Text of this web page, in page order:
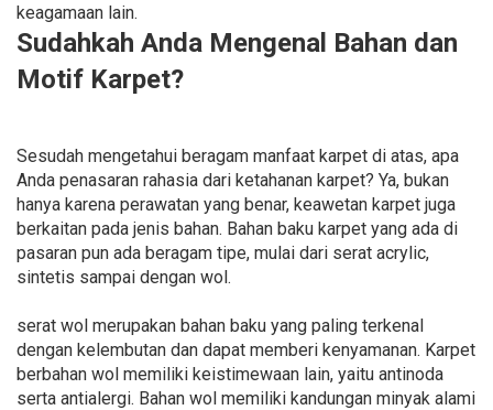
keagamaan lain.
Sudahkah Anda Mengenal Bahan dan
Motif Karpet?
Sesudah mengetahui beragam manfaat karpet di atas, apa
Anda penasaran rahasia dari ketahanan karpet? Ya, bukan
hanya karena perawatan yang benar, keawetan karpet juga
berkaitan pada jenis bahan. Bahan baku karpet yang ada di
pasaran pun ada beragam tipe, mulai dari serat acrylic,
sintetis sampai dengan wol.
serat wol merupakan bahan baku yang paling terkenal
dengan kelembutan dan dapat memberi kenyamanan. Karpet
berbahan wol memiliki keistimewaan lain, yaitu antinoda
serta antialergi. Bahan wol memiliki kandungan minyak alami